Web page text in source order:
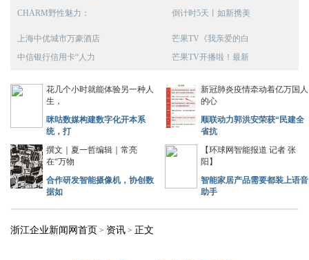
CHARM野性魅力：
倒计时5天丨如新携美
上海中优城市万豪酒店
中信银行信用卡“人力
芒果TV《我亲爱的白
芒果TV开播啦！最新
花几个小时就能体验另一种人
生，
咪咕数媒构建数字化开本系
统，打
新冠肺炎疫情牵动着亿万国人
的心
顺联动力郭洪安荣获“民建全
省抗
撰文｜夏一哲编辑｜常亮
在“万物
合作研发智能摄像机，协创数
据如
【环球网智能报道 记者 张
阳】
智能家居产品需要都装上语音
助手
浙江企业新闻网首页 > 资讯 > 正文